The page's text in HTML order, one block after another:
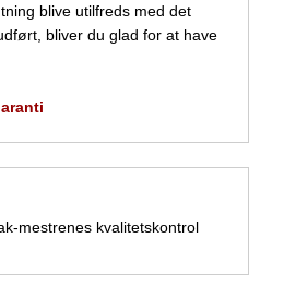
blive utilfreds med det
bliver du glad for at have
mestrenes kvalitetskontrol